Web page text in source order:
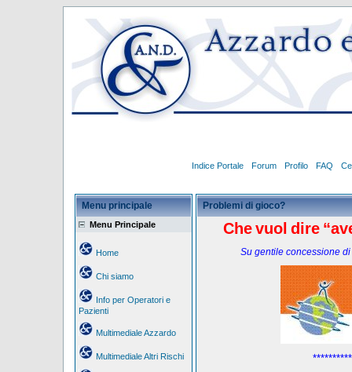
Indice Portale Forum Profilo FAQ
Menu principale
Menu Principale
Home
Chi siamo
Info per Operatori e
Pazienti
Multimediale Azzardo
Multimediale Altri Rischi
Problemi di gioco?
Chevuol dire
Su gentile concessione